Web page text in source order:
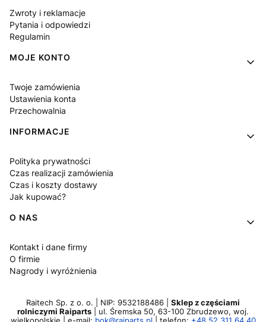
Zwroty i reklamacje
Pytania i odpowiedzi
Regulamin
MOJE KONTO
Twoje zamówienia
Ustawienia konta
Przechowalnia
INFORMACJE
Polityka prywatności
Czas realizacji zamówienia
Czas i koszty dostawy
Jak kupować?
O NAS
Kontakt i dane firmy
O firmie
Nagrody i wyróżnienia
Raitech Sp. z o. o. | NIP: 9532188486 | Sklep z częściami
rolniczymi Raiparts | ul. Śremska 50, 63-100 Zbrudzewo, woj.